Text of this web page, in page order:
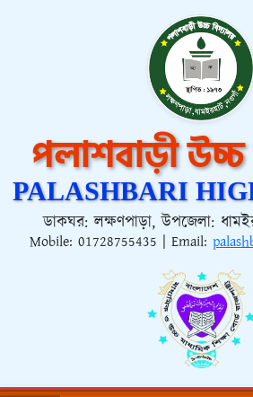
পলাশবাড়ী উচ্চ
PALASHBARI
ডাকঘর: লক্ষণপাড়া, উপজেলা:
Mobile: 01728755435 | Email: